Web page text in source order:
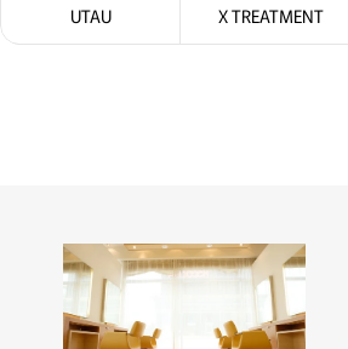
UTAU X TREATMENT